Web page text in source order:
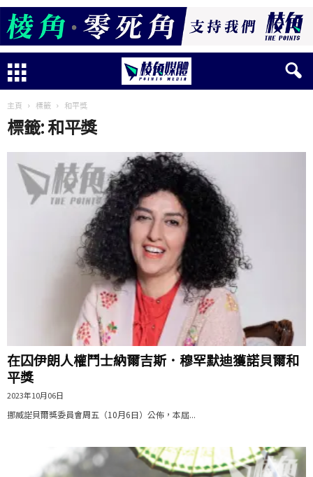
主頁 標籤 和平獎
標籤: 和平獎
在囚伊朗人權鬥士納爾吉斯．穆罕默迪獲諾貝爾和
平獎
2023年10月06日
挪威諾貝爾獎委員會周五（10月6日）公佈，本屆...